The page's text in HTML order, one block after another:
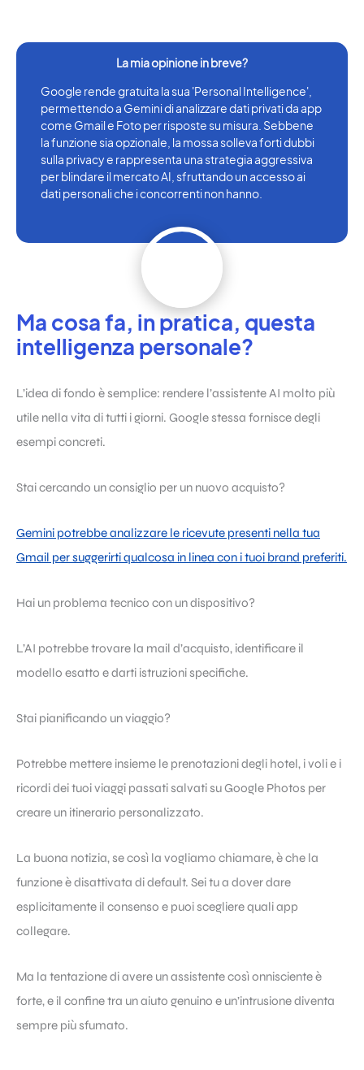
Google rende gratuita la sua 'Personal Intelligence',
permettendo a Gemini di analizzare dati privati da app
come Gmail e Foto per risposte su misura. Sebbene
la funzione sia opzionale, la mossa solleva forti dubbi
sulla privacy e rappresenta una strategia aggressiva
per blindare il mercato AI, sfruttando un accesso ai
dati personali che i concorrenti non hanno.
Ma cosa fa, in pratica, questa
intelligenza personale?
L’idea di fondo è semplice: rendere l’assistente AI molto più
utile nella vita di tutti i giorni. Google stessa fornisce degli
esempi concreti.
Stai cercando un consiglio per un nuovo acquisto?
Gemini potrebbe analizzare le ricevute presenti nella tua
Gmail per suggerirti qualcosa in linea con i tuoi brand preferiti.
Hai un problema tecnico con un dispositivo?
L’AI potrebbe trovare la mail d’acquisto, identificare il
modello esatto e darti istruzioni specifiche.
Stai pianificando un viaggio?
Potrebbe mettere insieme le prenotazioni degli hotel, i voli e i
ricordi dei tuoi viaggi passati salvati su Google Photos per
creare un itinerario personalizzato.
La buona notizia, se così la vogliamo chiamare, è che la
funzione è disattivata di default. Sei tu a dover dare
esplicitamente il consenso e puoi scegliere quali app
collegare.
Ma la tentazione di avere un assistente così onnisciente è
forte, e il confine tra un aiuto genuino e un’intrusione diventa
sempre più sfumato.